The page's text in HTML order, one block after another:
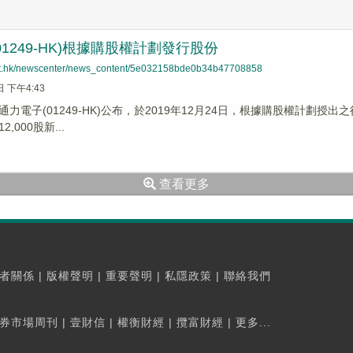
HK)根據購股權計劃發行股份
newscenter/news_content/5e032158bde0b34b47708858
下午4:43
力電子(01249-HK)公布，於2019年12月24日，根據購股權計劃授出
股新...
查看更多
關係 | 版權聲明 | 重要聲明 | 私隱政策 | 聯絡我們
市場周刊 | 壹財信 | 權衡財經 | 攬富財經 | 更多...